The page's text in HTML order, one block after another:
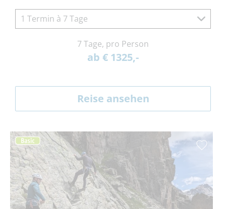
1 Termin à 7 Tage
7 Tage, pro Person
ab € 1325,-
Reise ansehen